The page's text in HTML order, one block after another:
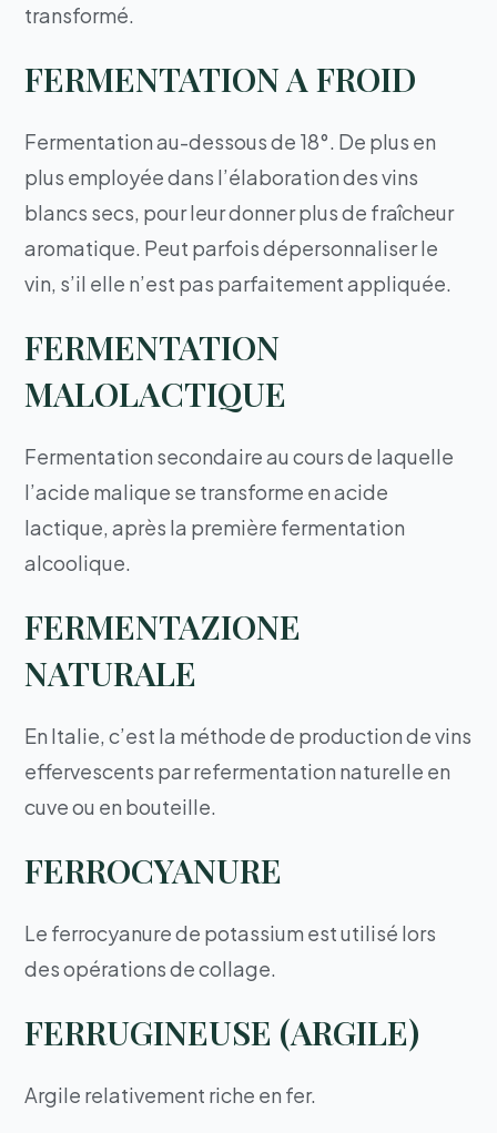
transformé.
FERMENTATION A FROID
Fermentation au-dessous de 18°. De plus en
plus employée dans l’élaboration des vins
blancs secs, pour leur donner plus de fraîcheur
aromatique. Peut parfois dépersonnaliser le
vin, s’il elle n’est pas parfaitement appliquée.
FERMENTATION
MALOLACTIQUE
Fermentation secondaire au cours de laquelle
l’acide malique se transforme en acide
lactique, après la première fermentation
alcoolique.
FERMENTAZIONE
NATURALE
En Italie, c’est la méthode de production de vins
effervescents par refermentation naturelle en
cuve ou en bouteille.
FERROCYANURE
Le ferrocyanure de potassium est utilisé lors
des opérations de collage.
FERRUGINEUSE (ARGILE)
Argile relativement riche en fer.